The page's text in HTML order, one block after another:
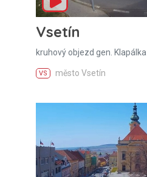
Vsetín
kruhový objezd gen. Klapálka
VS město Vsetín